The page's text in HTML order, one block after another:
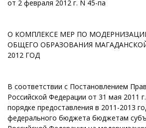
от 2 февраля 2012 г. N 45-па
О КОМПЛЕКСЕ МЕР ПО
ОБЩЕГО ОБРАЗОВАНИЯ
2012 ГОД
В соответствии с Постановлением
Российской Федерации от 31 мая 2011
порядке предоставления в 2011-2013
федерального бюджета бюджетам